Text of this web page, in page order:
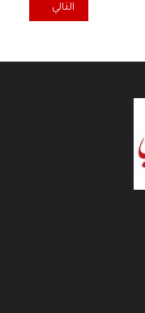
المقال التالي:
التالي